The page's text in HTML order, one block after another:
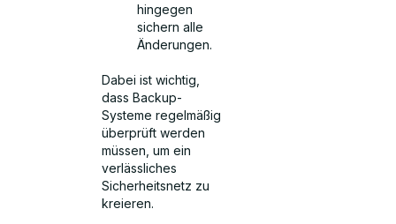
hingegen
sichern alle
Änderungen.
Dabei ist wichtig,
dass Backup-
Systeme regelmäßig
überprüft werden
müssen, um ein
verlässliches
Sicherheitsnetz zu
kreieren.